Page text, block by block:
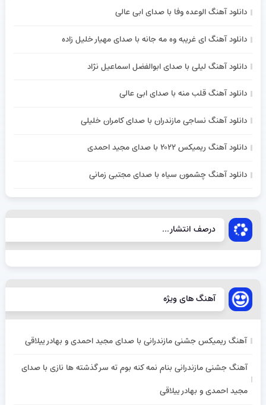
دانلود آهنگ الوعده وفا با صدای ابی عالی
دانلود آهنگ ای غریبه وه مه جانه با صدای مهیار خلیل زاده
دانلود آهنگ لیلی با صدای ابوالفضل اسماعیل نژاد
دانلود آهنگ قلب منه با صدای ابی عالی
دانلود آهنگ نساجی مازندران با صدای کامران خلیلی
دانلود آهنگ ریمیکس ۲۰۲۲ با صدای مجید احمدی
دانلود آهنگ چشمون سیاه با صدای مجتبی زمانی
درصف انتشار...
آهنگ های ویژه
آهنگ ریمیکس جشنی مازندرانی با صدای مجید احمدی و بهادر ییلاقی
آهنگ جشنی مازندرانی بنام نمه کنه بوم ته سر گذشته ها نازی با صدای
مجید احمدی و بهادر ییلاقی